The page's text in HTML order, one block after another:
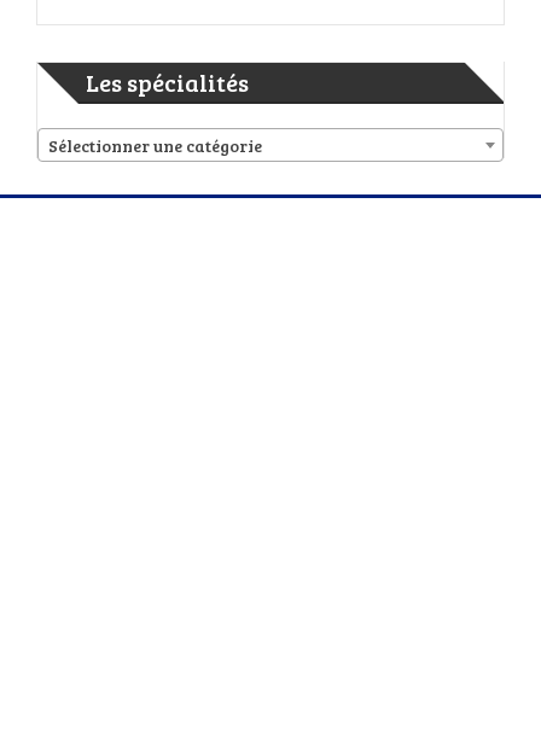
Les spécialités
Sélectionner une catégorie